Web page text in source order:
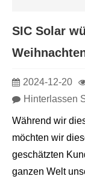
SIC Solar
2024-12-20
Hinterlassen
Während wir
möchten wir
geschätzten
ganzen Welt